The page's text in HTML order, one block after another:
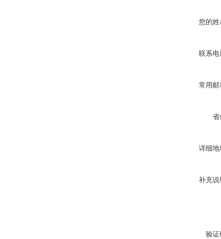
您的姓
联系电
常用邮
省
详细地
补充说
验证